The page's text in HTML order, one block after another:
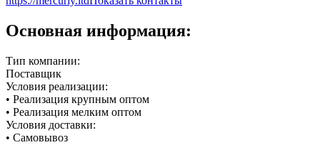
Основная информация:
Тип компании:
Поставщик
Условия реализации:
• Реализация крупным оптом
• Реализация мелким оптом
Условия доставки:
• Самовывоз